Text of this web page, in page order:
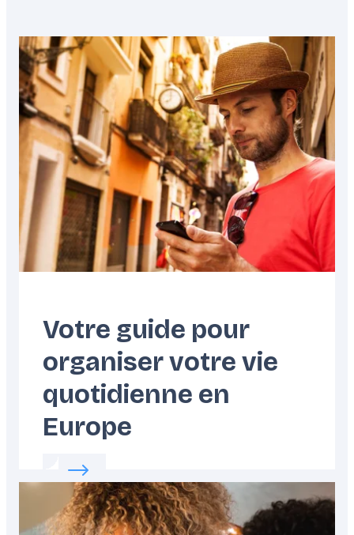
Featured
image
Votre guide pour
organiser votre vie
quotidienne en
Europe
Read more about:
Featured
image